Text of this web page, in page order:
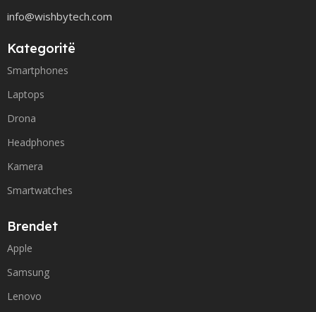
info@wishbytech.com
Kategoritë
Smartphones
Laptops
Drona
Headphones
Kamera
Smartwatches
Brendet
Apple
Samsung
Lenovo